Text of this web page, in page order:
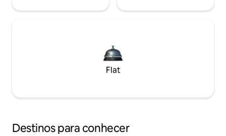
Flat
Destinos para conhecer